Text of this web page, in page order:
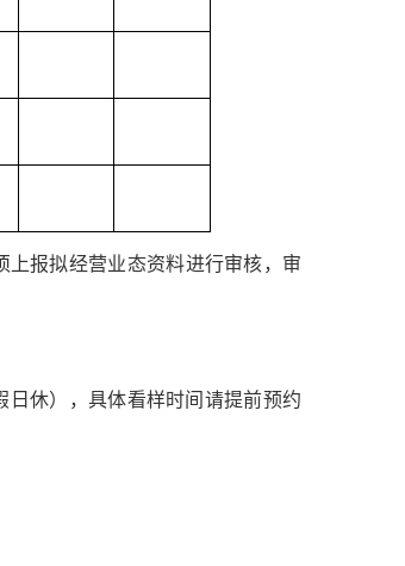
报拟经营业态资料进行审核，审
日休），具体看样时间请提前预约